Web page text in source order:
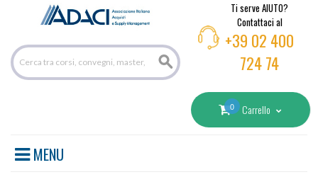
Ti serve AIUTO?
Contattaci al
+39 02 400
724 74
0 Carrello
MENU